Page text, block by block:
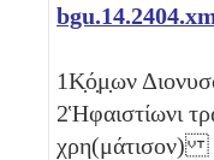
1Κ̣ό̣μ̣ων
2Ἡφαιστίωνι
χρη(μάτισον)